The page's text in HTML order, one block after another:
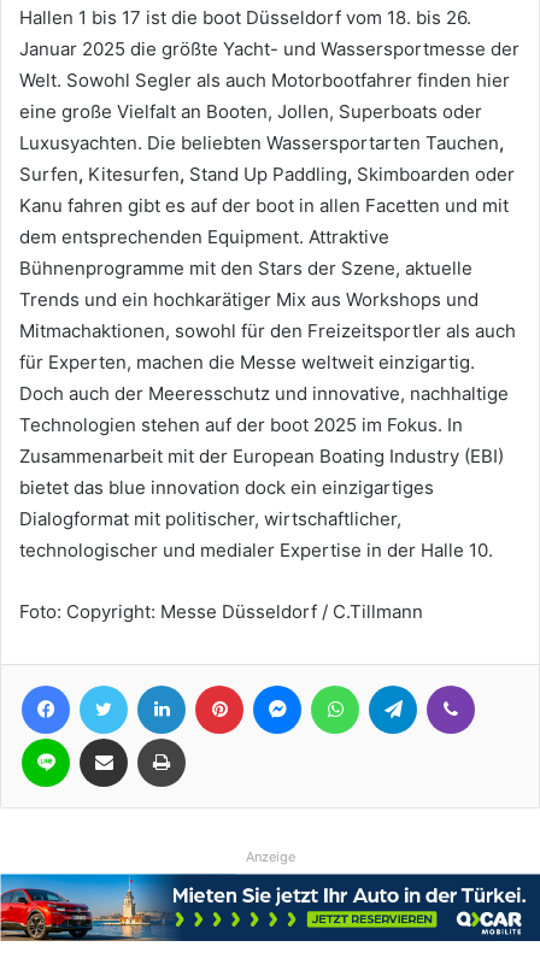
Hallen 1 bis 17 ist die boot Düsseldorf vom 18. bis 26.
Januar 2025 die größte Yacht- und Wassersportmesse der
Welt. Sowohl Segler als auch Motorbootfahrer finden hier
eine große Vielfalt an Booten, Jollen, Superboats oder
Luxusyachten. Die beliebten Wassersportarten Tauchen,
Surfen, Kitesurfen, Stand Up Paddling, Skimboarden oder
Kanu fahren gibt es auf der boot in allen Facetten und mit
dem entsprechenden Equipment. Attraktive
Bühnenprogramme mit den Stars der Szene, aktuelle
Trends und ein hochkarätiger Mix aus Workshops und
Mitmachaktionen, sowohl für den Freizeitsportler als auch
für Experten, machen die Messe weltweit einzigartig.
Doch auch der Meeresschutz und innovative, nachhaltige
Technologien stehen auf der boot 2025 im Fokus. In
Zusammenarbeit mit der European Boating Industry (EBI)
bietet das blue innovation dock ein einzigartiges
Dialogformat mit politischer, wirtschaftlicher,
technologischer und medialer Expertise in der Halle 10.
Foto: Copyright: Messe Düsseldorf / C.Tillmann
FacebookTwitter LinkedIn Pinterest MessengerWhatsAppTelegram
Line Teile per E-Mail Drucken
Anzeige